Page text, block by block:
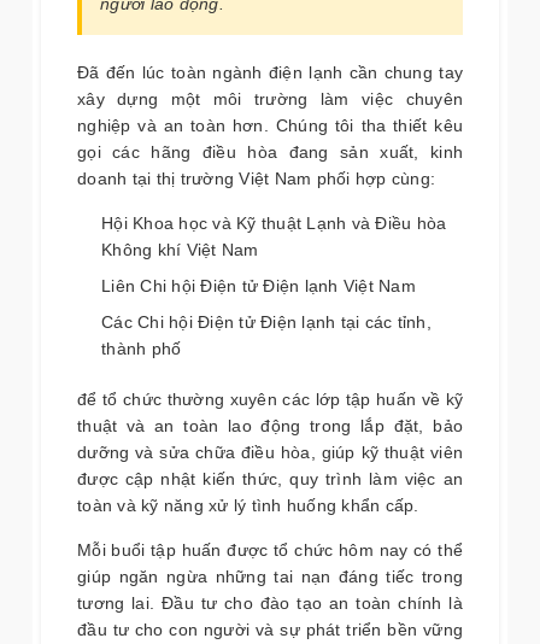
Đã đến lúc toàn ngành điện lạnh cần chung tay
xây dựng một môi trường làm việc chuyên
nghiệp và an toàn hơn. Chúng tôi tha thiết kêu
gọi các hãng điều hòa đang sản xuất, kinh
doanh tại thị trường Việt Nam phối hợp cùng:
Hội Khoa học và Kỹ thuật Lạnh và Điều hòa
Không khí Việt Nam
Liên Chi hội Điện tử Điện lạnh Việt Nam
Các Chi hội Điện tử Điện lạnh tại các tỉnh,
thành phố
để tổ chức thường xuyên các lớp tập huấn về kỹ
thuật và an toàn lao động trong lắp đặt, bảo
dưỡng và sửa chữa điều hòa, giúp kỹ thuật viên
được cập nhật kiến thức, quy trình làm việc an
toàn và kỹ năng xử lý tình huống khẩn cấp.
Mỗi buổi tập huấn được tổ chức hôm nay có thể
giúp ngăn ngừa những tai nạn đáng tiếc trong
tương lai. Đầu tư cho đào tạo an toàn chính là
đầu tư cho con người và sự phát triển bền vững